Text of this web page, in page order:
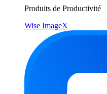
Produits de Productivité
Wise ImageX